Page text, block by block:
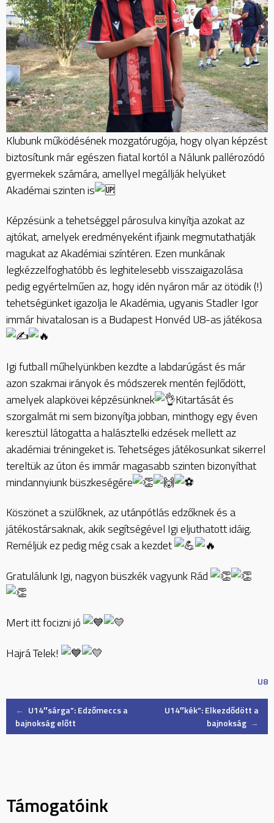
Klubunk működésének mozgatórugója, hogy olyan képzést
biztosítunk már egészen fiatal kortól a Nálunk pallérozódó
gyermekek számára, amellyel megállják helyüket
Akadémai szinten is
Képzésünk a tehetséggel párosulva kinyítja azokat az
ajtókat, amelyek eredményeként ifjaink megmutathatják
magukat az Akadémiai színtéren. Ezen munkának
legkézzelfoghatóbb és leghitelesebb visszaigazolása
pedig egyértelműen az, hogy idén nyáron már az ötödik (!)
tehetségünket igazolja le Akadémia, ugyanis Stadler Igor
immár hivatalosan is a Budapest Honvéd U8-as játékosa
Igi futball műhelyünkben kezdte a labdarúgást és már
azon szakmai irányok és módszerek mentén fejlődött,
amelyek alapkövei képzésünknek
Kitartását és
szorgalmát mi sem bizonyítja jobban, minthogy egy éven
keresztül látogatta a halásztelki edzések mellett az
akadémiai tréningeket is. Tehetséges játékosunkat sikerrel
tereltük az úton és immár magasabb szinten bizonyíthat
mindannyiunk büszkeségére
Köszönet a szülőknek, az utánpótlás edzőknek és a
játékostársaknak, akik segítségével Igi eljuthatott idáig.
Reméljük ez pedig még csak a kezdet
Gratulálunk Igi, nagyon büszkék vagyunk Rád
Mert itt focizni jó
Hajrá Telek!
U8
Post
← U14″sárga”: Edzőmeccs a
bajnokság előtt
U14″kék”: Elkezdődött a
bajnokság →
Támogatóink